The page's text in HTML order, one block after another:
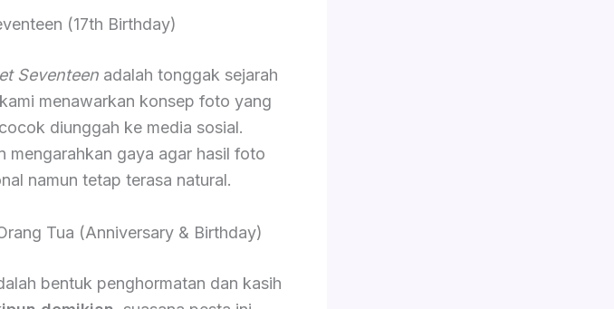
(17th Birthday)
Seventeenadalah tonggak sejarah
menawarkan konsep foto yang
diunggah ke media sosial.
mengarahkan gaya agar hasil foto
namun tetap terasa natural.
Tua (Anniversary & Birthday)
bentuk penghormatan dan kasih